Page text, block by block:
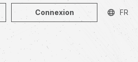
Connexion FR